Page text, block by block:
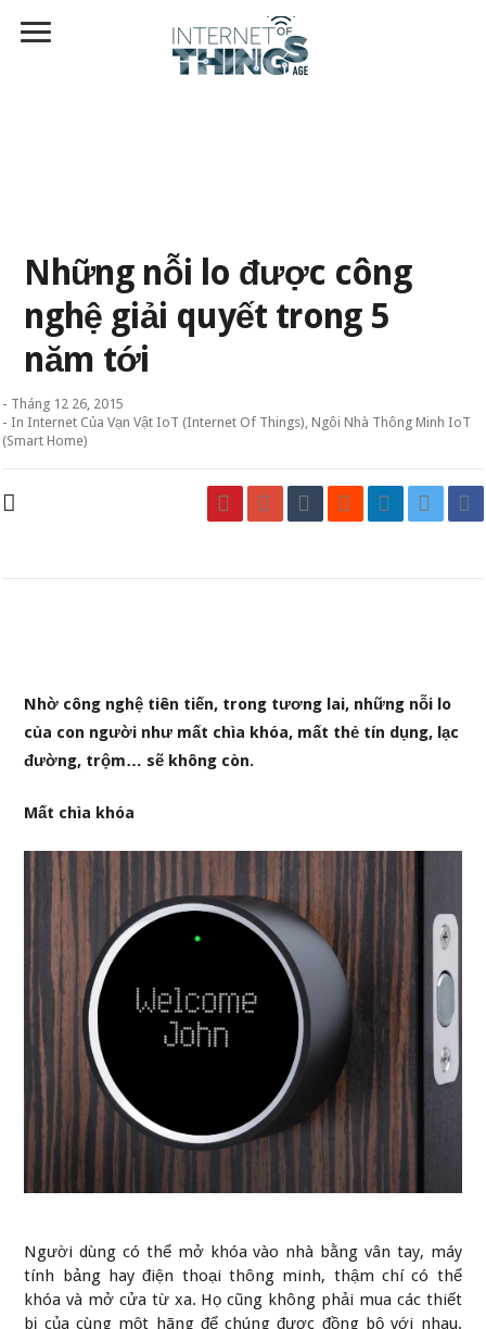
Những nỗi lo được công
nghệ giải quyết trong 5
năm tới
- Tháng 12 26, 2015
- In Internet Của Vạn Vật IoT (Internet Of Things),Ngôi Nhà Thông Minh IoT
(Smart Home)
Nhờ công nghệ tiên tiến, trong tương lai, những nỗi lo
của con người như mất chìa khóa, mất thẻ tín dụng, lạc
đường, trộm… sẽ không còn.
Mất chìa khóa
Người dùng có thể mở khóa vào nhà bằng vân tay, máy
tính bảng hay điện thoại thông minh, thậm chí có thể
khóa và mở cửa từ xa. Họ cũng không phải mua các thiết
bị của cùng một hãng để chúng được đồng bộ với nhau.